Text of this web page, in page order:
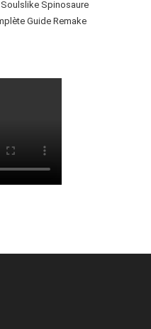
Spinosaure
Guide Remake